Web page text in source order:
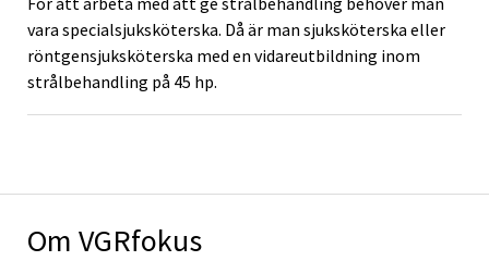
Om VGRfokus
vara specialsjuksköterska. Då är man sjuksköterska eller
röntgensjuksköterska med en vidareutbildning inom
strålbehandling på 45 hp.